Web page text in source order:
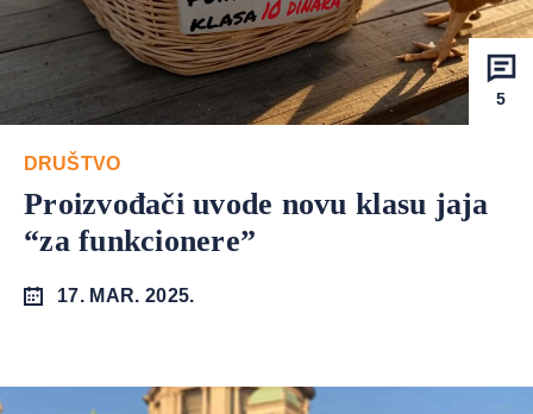
5
DRUŠTVO
Proizvođači uvode novu klasu jaja
“za funkcionere”
17. MAR. 2025.